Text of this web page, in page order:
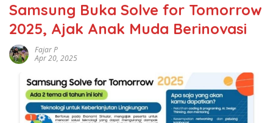
Samsung Buka Solve for Tomorrow
2025, Ajak Anak Muda Berinovasi
Fajar P
Apr 20, 2025